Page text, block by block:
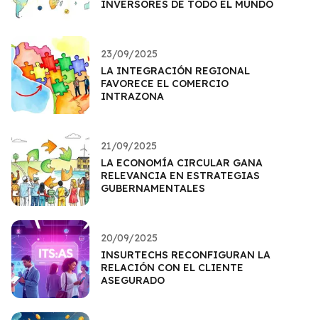
INVERSORES DE TODO EL MUNDO
23/09/2025
LA INTEGRACIÓN REGIONAL
FAVORECE EL COMERCIO
INTRAZONA
21/09/2025
LA ECONOMÍA CIRCULAR GANA
RELEVANCIA EN ESTRATEGIAS
GUBERNAMENTALES
20/09/2025
INSURTECHS RECONFIGURAN LA
RELACIÓN CON EL CLIENTE
ASEGURADO